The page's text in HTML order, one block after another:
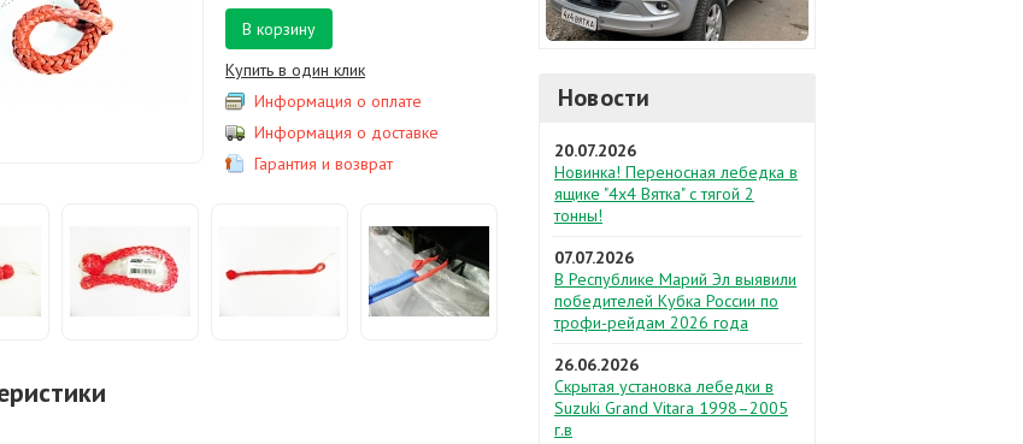
В корзину
Купить в один клик
Информация о оплате
Информация о доставке
Гарантия и возврат
Новости
20.07.2026
Новинка! Переносная лебедка в
ящике "4х4 Вятка" с тягой 2
тонны!
07.07.2026
В Республике Марий Эл выявили
победителей Кубка России по
трофи-рейдам 2026 года
26.06.2026
Скрытая установка лебедки в
Suzuki Grand Vitara 1998–2005
г.в